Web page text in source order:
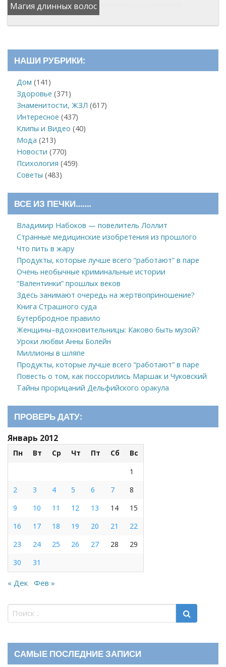
Магия длинных волос
НАШИ РУБРИКИ:
Дом (141)
Здоровье (371)
Знаменитости, ЖЗЛ (617)
Интересное (437)
Клипы и Видео (40)
Мода (213)
Новости (770)
Психология (459)
Советы (483)
ВСЕ ИЗ ПЕЧКИ…….
Владимир Набоков — повелитель Лоллит
Странные медицинские изобретения из прошлого
Что пить в жару
Продукты, которые лучше всего “работают” в паре
Очень необычные криминальные истории
“Валентинки” прошлых веков
Здесь занимают очередь на жертвоприношение?
Книга Страшного суда
Бутербродное правило
Женщины–вдохновительницы: Каково быть музой?
Уроки любви Анны Болейн
Миллионы в шляпе
Продукты, которые лучше всего “работают” в паре
Повесть о том, как поссорились Маршак и Чуковский
Тайны прорицаний Дельфийского оракула
ПРОВЕРЬ ДАТУ:
Январь 2012
Пн Вт Ср Чт Пт Сб
Вс
1
2
3 4 5 6 7
8
9
10 11 12 13 14
15
16
17 18 19 20 21
22
23
24 25 26 27 28
29
30
31
« Дек Фев »
САМЫЕ ПОСЛЕДНИЕ ЗАПИСИ